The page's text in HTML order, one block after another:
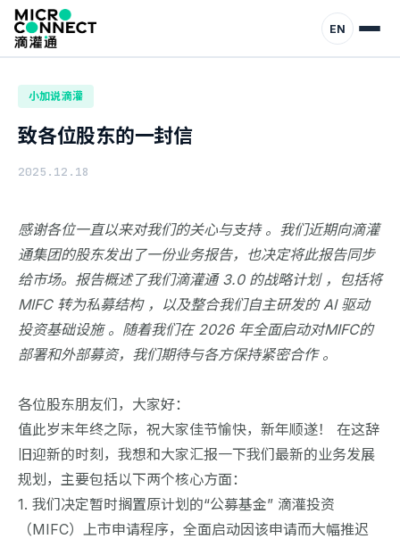
EN
首页 动态 小加说滴灌
小加说滴灌
致各位股东的一封信
2025.12.18
感谢各位一直以来对我们的关心与支持 。我们近期向滴灌
通集团的股东发出了一份业务报告，也决定将此报告同步
给市场。报告概述了我们滴灌通 3.0 的战略计划 ，包括将
MIFC 转为私募结构 ，以及整合我们自主研发的 AI 驱动
投资基础设施 。随着我们在 2026 年全面启动对MIFC的
部署和外部募资，我们期待与各方保持紧密合作 。
各位股东朋友们，大家好：
值此岁末年终之际，祝大家佳节愉快，新年顺遂！ 在这辞
旧迎新的时刻，我想和大家汇报一下我们最新的业务发展
规划，主要包括以下两个核心方面：
1. 我们决定暂时搁置原计划的“公募基金” 滴灌投资
（MIFC）上市申请程序，全面启动因该申请而大幅推迟